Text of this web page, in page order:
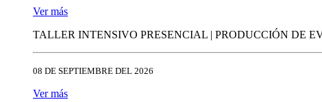
Ver más
TALLER INTENSIVO PRESENCIAL | PRODUCCIÓN DE
08 DE SEPTIEMBRE DEL 2026
Ver más